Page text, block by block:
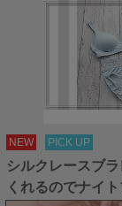
NEW PICK UP
シルクレースブ
くれるのでナイ